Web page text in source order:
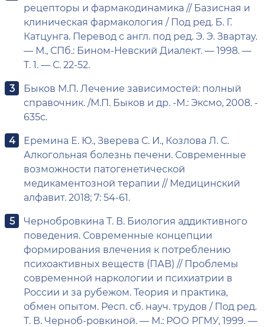
рецепторы и фармакодинамика // Базисная и
клиническая фармакология / Под ред. Б. Г.
Катцунга. Перевод с англ. под ред. Э. Э. Звартау.
— М., СПб.: Бином-Невский Диалект. — 1998. —
Т. 1. — С. 22-52.
Быков М.П. Лечение зависимостей: полный
справочник. /М.П. Быков и др. -М.: Эксмо, 2008. -
635с.
Еремина Е. Ю., Зверева С. И., Козлова Л. С.
Алкогольная болезнь печени. Современные
возможности патогенетической
медикаментозной терапии // Медицинский
алфавит. 2018; 7: 54-61.
Чернобровкина Т. В. Биология аддиктивного
поведения. Современные концепции
формирования влечения к потреблению
психоактивных веществ (ПАВ) // Проблемы
современной наркологии и психиатрии в
России и за рубежом. Теория и практика,
обмен опытом. Респ. сб. науч. трудов / Под ред.
Т. В. Черноб-ровкиной. — М.: РОО РГМУ, 1999. —